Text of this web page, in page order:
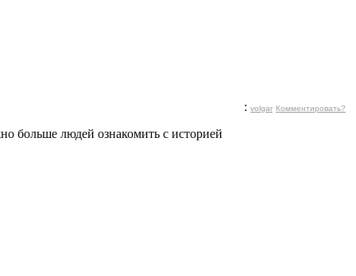
: volgar Комментировать?
больше людей ознакомить с историей